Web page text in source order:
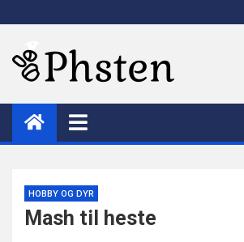
to
content
Phsten
HOBBY OG DYR
Mash til heste